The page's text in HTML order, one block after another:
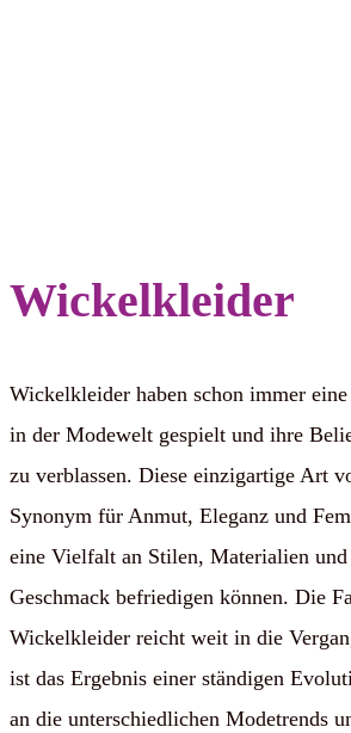
Wickelkleider
Wickelkleider haben schon immer
in der Modewelt gespielt und ihre
zu verblassen. Diese einzigartige Art
Synonym für Anmut, Eleganz und
eine Vielfalt an Stilen, Materialien und
Geschmack befriedigen können. Die
Wickelkleider reicht weit in die
ist das Ergebnis einer ständigen
an die unterschiedlichen Modetrends